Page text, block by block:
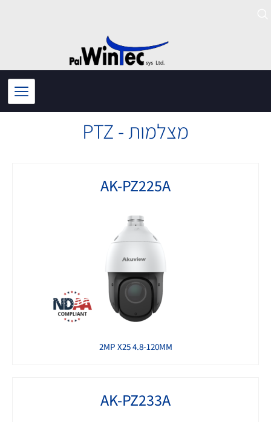
מצלמות - PTZ
AK-PZ225A
2MP X25 4.8-120MM
AK-PZ233A